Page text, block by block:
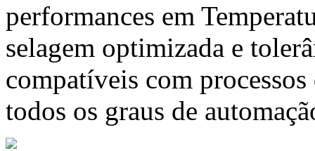
performances em
selagem optimizada e
compatíveis com
todos os graus de